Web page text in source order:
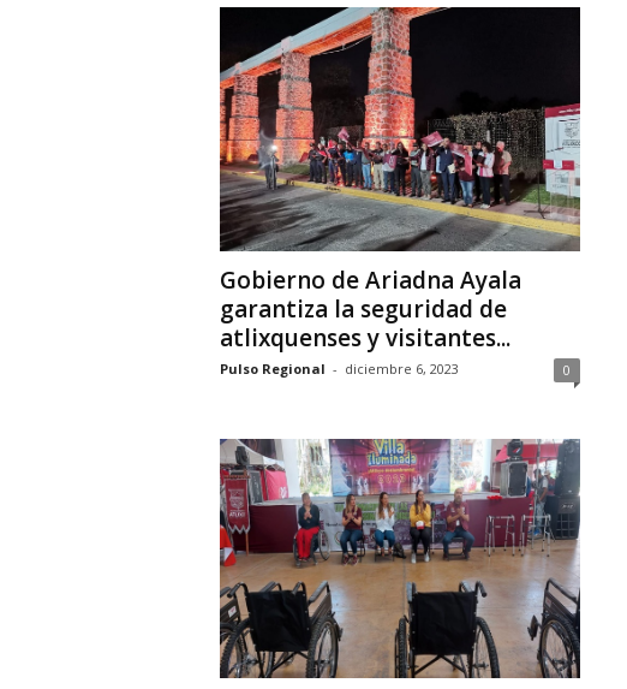
Gobierno de Ariadna Ayala
garantiza la seguridad de
atlixquenses y visitantes...
Pulso Regional - diciembre 6, 2023 0